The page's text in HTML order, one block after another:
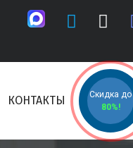
КОНТАКТЫ
Скидка до
80%!